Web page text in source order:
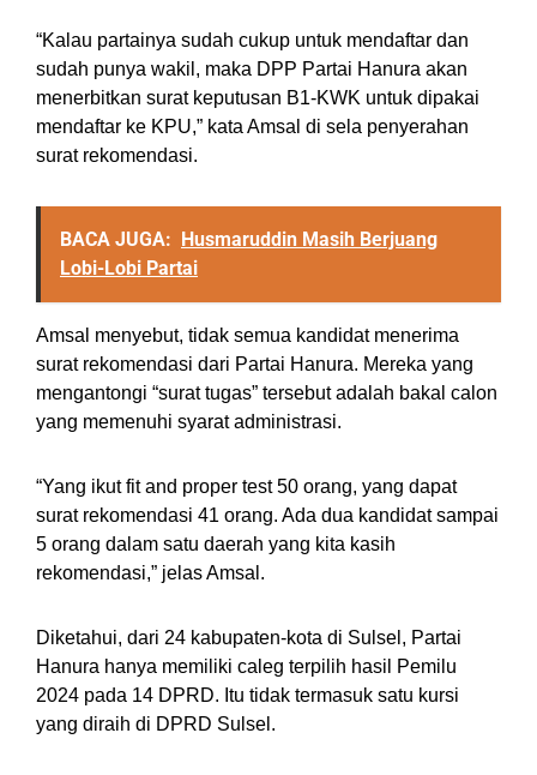
“Kalau partainya sudah cukup untuk mendaftar dan
sudah punya wakil, maka DPP Partai Hanura akan
menerbitkan surat keputusan B1-KWK untuk dipakai
mendaftar ke KPU,” kata Amsal di sela penyerahan
surat rekomendasi.
BACA JUGA:
Husmaruddin Masih Berjuang
Lobi-Lobi Partai
Amsal menyebut, tidak semua kandidat menerima
surat rekomendasi dari Partai Hanura. Mereka yang
mengantongi “surat tugas” tersebut adalah bakal calon
yang memenuhi syarat administrasi.
“Yang ikut fit and proper test 50 orang, yang dapat
surat rekomendasi 41 orang. Ada dua kandidat sampai
5 orang dalam satu daerah yang kita kasih
rekomendasi,” jelas Amsal.
Diketahui, dari 24 kabupaten-kota di Sulsel, Partai
Hanura hanya memiliki caleg terpilih hasil Pemilu
2024 pada 14 DPRD. Itu tidak termasuk satu kursi
yang diraih di DPRD Sulsel.